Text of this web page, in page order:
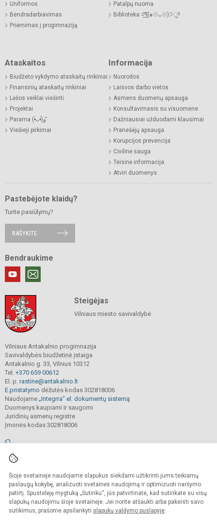
Šioje svetainėje naudojame slapukus siekdami užtikrinti jums teikiamų
paslaugų kokybę, analizuoti svetainės naudojimą ir optimizuoti naršymo
patirtį. Spustelėję mygtuką „Sutinku“, jūs patvirtinate, kad sutinkate su visų
slapukų naudojimu šioje svetainėje. Jei norite atšaukti arba pakeisti savo
sutikimus, prašome apsilankyti slapukų valdymo puslapyje.
Uniformos
Bendradarbiavimas
Priėmimas į progimnaziją
Patalpų nuoma
Biblioteka =͟͟͞͞٩(๑☉ᴗ☉)੭ु⁾⁾
Ataskaitos
Biudžeto vykdymo ataskaitų rinkiniai
Finansinių ataskaitų rinkiniai
Lėšos veiklai viešinti
Projektai
Parama (•̀ᴗ•́)و ̑̑
Viešieji pirkimai
Informacija
Nuorodos
Laisvos darbo vietos
Asmens duomenų apsauga
Konsultavimasis su visuomene
Dažniausiai užduodami klausimai
Pranešėjų apsauga
Korupcijos prevencija
Civilinė sauga
Teisinė informacija
Atviri duomenys
Pastebėjote klaidų?
Turite pasiūlymų?
RAŠYKITE
Bendraukime
Steigėjas
Vilniaus miesto savivaldybė
Vilniaus Antakalnio progimnazija
Savivaldybės biudžetinė įstaiga
Antakalnio g. 33, Vilnius 10312
Tel. +370 659 00612
El. p. rastine@antakalnio.lt
E.pristatymo dėžutės kodas 302818006
Naudojame „Integrra“ el. dokumentų sistemą
Duomenys kaupiami ir saugomi
Juridinių asmenų registre
Įmonės kodas 302818006
Kopijuoti, cituoti ar kitaip atvaizduoti internetinės svetainės turinį be raštiško
mokyklos vadovų sutikimo yra draudžiama.
Prieinamumo paraiška Slapukų valdymas
Sumanus būdas atnaujinti